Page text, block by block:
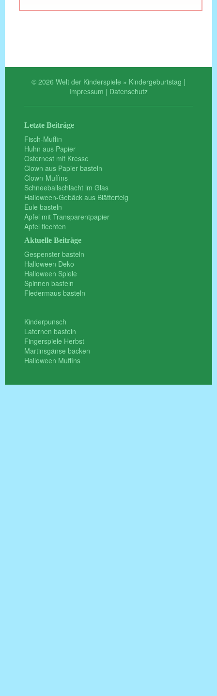
© 2026 Welt der Kinderspiele » Kindergeburtstag |
Impressum | Datenschutz
Letzte Beiträge
Fisch-Muffin
Huhn aus Papier
Osternest mit Kresse
Clown aus Papier basteln
Clown-Muffins
Schneeballschlacht im Glas
Halloween-Gebäck aus Blätterteig
Eule basteln
Apfel mit Transparentpapier
Apfel flechten
Aktuelle Beiträge
Gespenster basteln
Halloween Deko
Halloween Spiele
Spinnen basteln
Fledermaus basteln
Kinderpunsch
Laternen basteln
Fingerspiele Herbst
Martinsgänse backen
Halloween Muffins